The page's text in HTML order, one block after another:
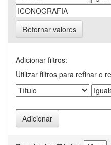
Retornar valores
Adicionar filtros:
Utilizar filtros para refinar o